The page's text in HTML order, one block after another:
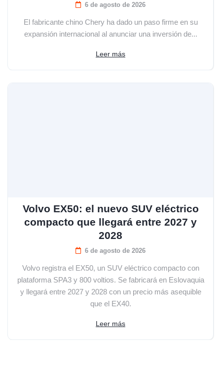
6 de agosto de 2026
El fabricante chino Chery ha dado un paso firme en su
expansión internacional al anunciar una inversión de...
Leer más
Volvo EX50: el nuevo SUV eléctrico
compacto que llegará entre 2027 y
2028
6 de agosto de 2026
Volvo registra el EX50, un SUV eléctrico compacto con
plataforma SPA3 y 800 voltios. Se fabricará en Eslovaquia
y llegará entre 2027 y 2028 con un precio más asequible
que el EX40.
Leer más